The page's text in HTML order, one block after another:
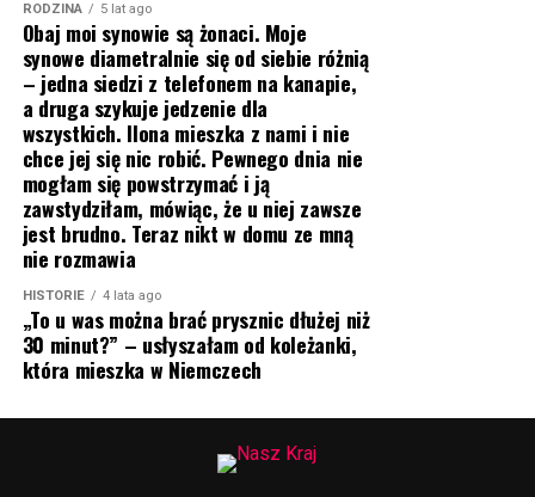
RODZINA 5 lat ago
Obaj moi synowie są żonaci. Moje
synowe diametralnie się od siebie różnią
– jedna siedzi z telefonem na kanapie,
a druga szykuje jedzenie dla
wszystkich. Ilona mieszka z nami i nie
chce jej się nic robić. Pewnego dnia nie
mogłam się powstrzymać i ją
zawstydziłam, mówiąc, że u niej zawsze
jest brudno. Teraz nikt w domu ze mną
nie rozmawia
HISTORIE 4 lata ago
„To u was można brać prysznic dłużej niż
30 minut?” – usłyszałam od koleżanki,
która mieszka w Niemczech